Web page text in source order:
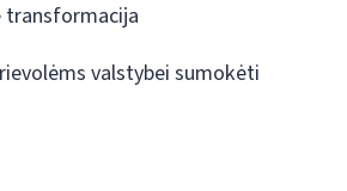
transformacija
valstybei sumokėti